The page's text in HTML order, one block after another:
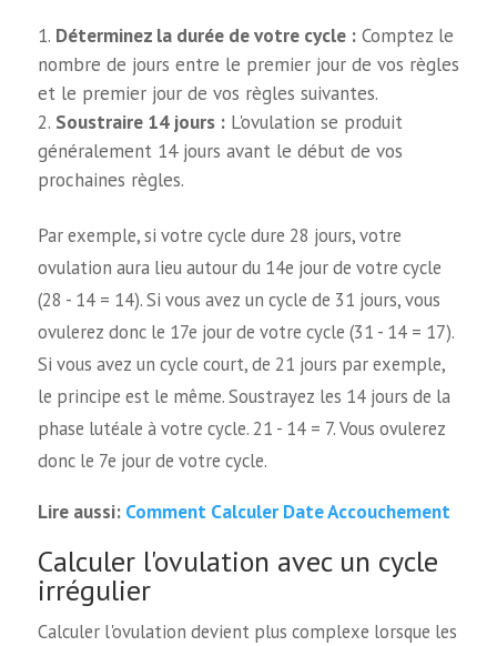
Déterminez la durée de votre cycle :Comptez le
nombre de jours entre le premier jour de vos règles
et le premier jour de vos règles suivantes.
Soustraire 14 jours :L'ovulation se produit
généralement 14 jours avant le début de vos
prochaines règles.
Par exemple, si votre cycle dure 28 jours, votre
ovulation aura lieu autour du 14e jour de votre cycle
(28 - 14 = 14). Si vous avez un cycle de 31 jours, vous
ovulerez donc le 17e jour de votre cycle (31 - 14 = 17).
Si vous avez un cycle court, de 21 jours par exemple,
le principe est le même. Soustrayez les 14 jours de la
phase lutéale à votre cycle. 21 - 14 = 7. Vous ovulerez
donc le 7e jour de votre cycle.
Lire aussi: Comment Calculer Date Accouchement
Calculer l'ovulation avec un cycle
irrégulier
Calculer l'ovulation devient plus complexe lorsque les